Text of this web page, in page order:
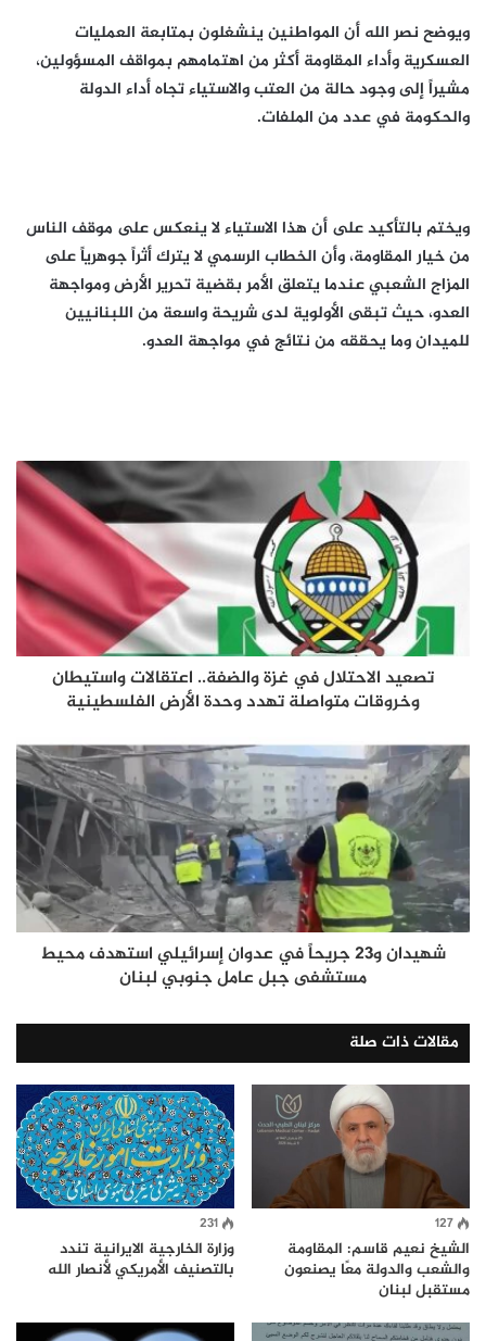
ويوضح نصر الله أن المواطنين ينشغلون بمتابعة العمليات
العسكرية وأداء المقاومة أكثر من اهتمامهم بمواقف المسؤولين،
مشيراً إلى وجود حالة من العتب والاستياء تجاه أداء الدولة
والحكومة في عدد من الملفات.
ويختم بالتأكيد على أن هذا الاستياء لا ينعكس على موقف الناس
من خيار المقاومة، وأن الخطاب الرسمي لا يترك أثراً جوهرياً على
المزاج الشعبي عندما يتعلق الأمر بقضية تحرير الأرض ومواجهة
العدو، حيث تبقى الأولوية لدى شريحة واسعة من اللبنانيين
للميدان وما يحققه من نتائج في مواجهة العدو.
تصعيد الاحتلال في غزة والضفة.. اعتقالات واستيطان
وخروقات متواصلة تهدد وحدة الأرض الفلسطينية
شهيدان و23 جريحاً في عدوان إسرائيلي استهدف محيط
مستشفى جبل عامل جنوبي لبنان
مقالات ذات صلة
127
الشيخ نعيم قاسم: المقاومة
والشعب والدولة معًا يصنعون
مستقبل لبنان
231
وزارة الخارجية الايرانية تندد
بالتصنيف الأمريكي لأنصار الله